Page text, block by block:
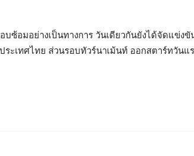
บซ้อมอย่างเป็นทางการ วันเดียวกันยังได้จัดแข่ง
ะเทศไทย ส่วนรอบทัวร์นาเม้นท์ ออกสตาร์ทวันแ